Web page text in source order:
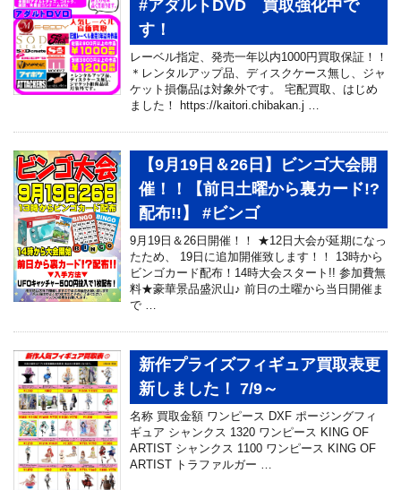
#アダルトDVD 買取強化中で
す！
レーベル指定、発売一年以内1000円買取保証！！
＊レンタルアップ品、ディスクケース無し、ジャ
ケット損傷品は対象外です。 宅配買取、はじめ
ました！ https://kaitori.chibakan.j …
【9月19日＆26日】ビンゴ大会開
催！！【前日土曜から裏カード!?
配布!!】 #ビンゴ
9月19日＆26日開催！！ ★12日大会が延期になっ
たため、 19日に追加開催致します！！ 13時から
ビンゴカード配布！14時大会スタート!! 参加費無
料★豪華景品盛沢山♪ 前日の土曜から当日開催ま
で …
新作プライズフィギュア買取表更
新しました！ 7/9～
名称 買取金額 ワンピース DXF ポージングフィ
ギュア シャンクス 1320 ワンピース KING OF
ARTIST シャンクス 1100 ワンピース KING OF
ARTIST トラファルガー …